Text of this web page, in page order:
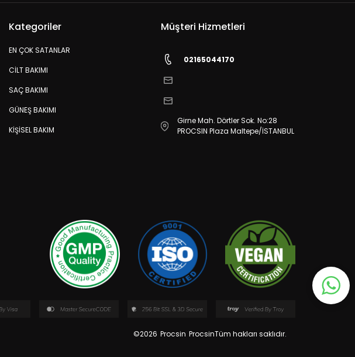
Kategoriler
EN ÇOK SATANLAR
CİLT BAKIMI
SAÇ BAKIMI
GÜNEŞ BAKIMI
KİŞİSEL BAKIM
Müşteri Hizmetleri
02165044170
Girne Mah. Dörtler Sok. No:28
PROCSIN Plaza Maltepe/İSTANBUL
©2026 Procsin ProcsinTüm hakları saklıdır.